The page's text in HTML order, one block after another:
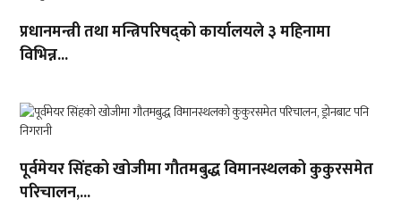
प्रधानमन्त्री तथा मन्त्रिपरिषद्को कार्यालयले ३ महिनामा
विभिन्न...
पूर्वमेयर सिंहको खोजीमा गौतमबुद्ध विमानस्थलको कुकुरसमेत
परिचालन,...